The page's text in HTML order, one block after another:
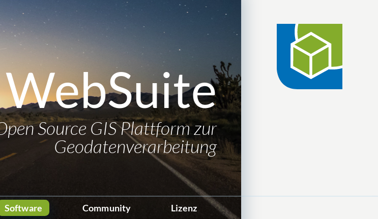
Source GIS Plattform zur
Geodatenverarbeitung
Software Community Lizenz